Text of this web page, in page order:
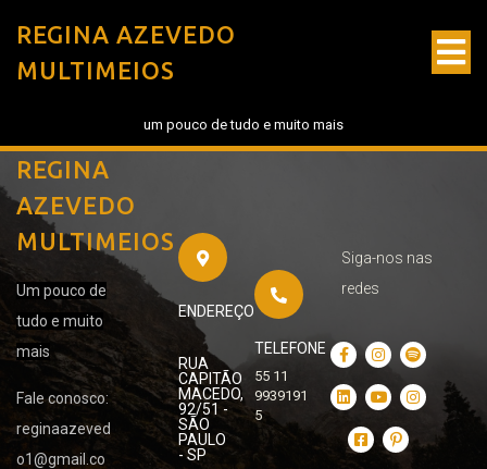
REGINA AZEVEDO
MULTIMEIOS
um pouco de tudo e muito mais
REGINA
AZEVEDO
MULTIMEIOS
Um pouco de
tudo e muito
mais
Fale conosco:
reginaazeved
o1@gmail.co
ENDEREÇO
RUA
CAPITÃO
MACEDO,
92/51 -
SÃO
PAULO
- SP
TELEFONE
55 11
9939191
5
Siga-nos nas
redes